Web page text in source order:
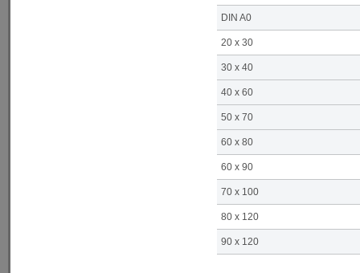
DIN A0
20 x 30
30 x 40
40 x 60
50 x 70
60 x 80
60 x 90
70 x 100
80 x 120
90 x 120